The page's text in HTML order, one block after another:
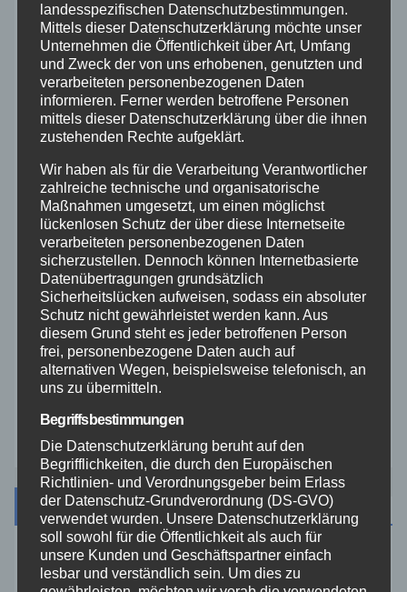
Neuwied
Polizei
Rettungsdienst
Rhein-Lahn
THW
Veranstaltungen
Video
Westerwald
Zoll
Archiv
August 2026
landesspezifischen Datenschutzbestimmungen.
Mittels dieser Datenschutzerklärung möchte unser
Unternehmen die Öffentlichkeit über Art, Umfang
und Zweck der von uns erhobenen, genutzten und
verarbeiteten personenbezogenen Daten
informieren. Ferner werden betroffene Personen
mittels dieser Datenschutzerklärung über die ihnen
zustehenden Rechte aufgeklärt.
Wir haben als für die Verarbeitung Verantwortlicher
zahlreiche technische und organisatorische
Maßnahmen umgesetzt, um einen möglichst
lückenlosen Schutz der über diese Internetseite
verarbeiteten personenbezogenen Daten
sicherzustellen. Dennoch können Internetbasierte
Datenübertragungen grundsätzlich
Sicherheitslücken aufweisen, sodass ein absoluter
Schutz nicht gewährleistet werden kann. Aus
diesem Grund steht es jeder betroffenen Person
frei, personenbezogene Daten auch auf
alternativen Wegen, beispielsweise telefonisch, an
uns zu übermitteln.
Begriffsbestimmungen
Die Datenschutzerklärung beruht auf den
Begrifflichkeiten, die durch den Europäischen
Richtlinien- und Verordnungsgeber beim Erlass
der Datenschutz-Grundverordnung (DS-GVO)
verwendet wurden. Unsere Datenschutzerklärung
soll sowohl für die Öffentlichkeit als auch für
unsere Kunden und Geschäftspartner einfach
lesbar und verständlich sein. Um dies zu